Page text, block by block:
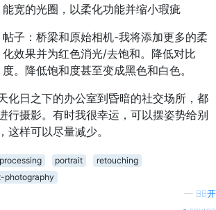
能宽的光圈，以柔化功能并缩小瑕疵
帖子：桥梁和原始相机-我将添加更多的柔
化效果并为红色消光/去饱和。降低对比
度。降低饱和度甚至变成黑色和白色。
化日之下的办公室到昏暗的社交场所，都
行摄影。有时我很幸运，可以摆姿势给别
这样可以尽量减少。
portrait
retouching
photography
— BB开